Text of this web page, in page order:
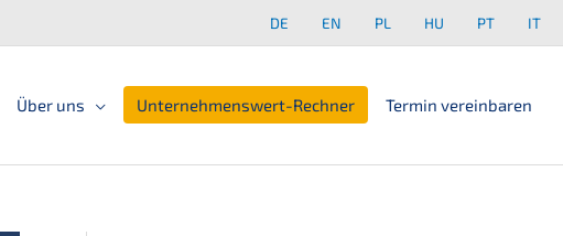
DE EN PL HU PT IT
Über uns Unter­neh­mens­wert-Rechner Termin verein­ba­ren